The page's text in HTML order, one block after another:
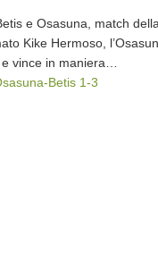
e Osasuna, match
Kike Hermoso,
vince in maniera…
Betis 1-3